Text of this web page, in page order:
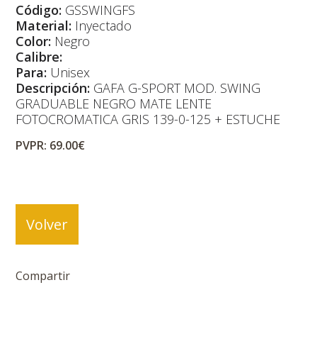
Código: GSSWINGFS
Material: Inyectado
Color: Negro
Calibre:
Para: Unisex
Descripción: GAFA G-SPORT MOD. SWING
GRADUABLE NEGRO MATE LENTE
FOTOCROMATICA GRIS 139-0-125 + ESTUCHE
PVPR: 69.00€
Volver
Compartir